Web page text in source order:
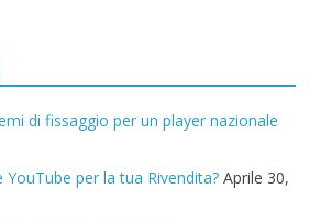
di fissaggio per un player nazionale
per la tua Rivendita? Aprile 30,